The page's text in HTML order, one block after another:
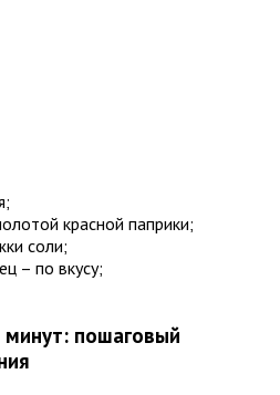
красной паприки;
соли;
– по вкусу;
пошаговый